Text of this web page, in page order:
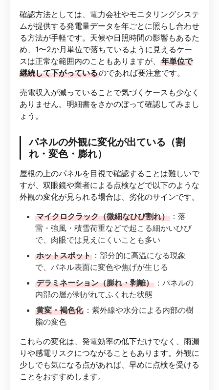
確認方法としては、電力会社やモニタリングシステ
ムが提供する発電量データを年ごとに照らし合わせ
る方法が手軽です。天候や日照時間の影響もあるた
め、1〜2か月単位で落ちているように見えるケー
スは正常な範囲内のこともありますが、 年単位で
継続して下がっているのであれば要注意です。
売電収入が減っていることで気づくケースも少なく
ありません。明細書をさかのぼって確認してみまし
ょう。
パネルの外観に変化が出ている（割
れ・変色・膨れ）
屋根の上のパネルを目視で確認することは難しいで
すが、双眼鏡や業者による点検などで以下のような
外観の変化が見られる場合は、劣化のサインです。
マイクロクラック（微細なひび割れ） ：落
雷・強風・積雪荷重などで起こる細かいひび
で、肉眼では見えにくいことも多い
ホットスポット ：部分的に高温になる現象
で、パネル表面に変色や焦げが生じる
デラミネーション（膨れ・剥離） ：パネルの
内部の層が剥がれてふくれた状態
黄変・褐色化 ：紫外線や水分による内部の樹
脂の変色
これらの変化は、発電効率の低下だけでなく、雨漏
りや感電リスクにつながることもあります。外観に
少しでも気になる点があれば、早めに点検を受ける
ことをおすすめします。